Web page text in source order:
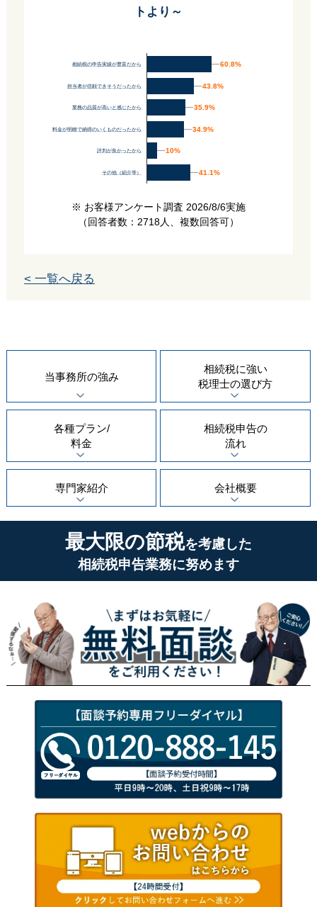
トより～
相続税の申告実績が豊富だから
担当者が信頼できそうだったから
業務の品質が高いと感じたから
料金が明瞭で納得のいくものだったから
評判が良かったから
その他（紹介等）
60.8%
60.8%
43.8%
43.8%
35.9%
35.9%
34.9%
34.9%
10%
10%
41.1%
41.1%
※ お客様アンケート調査 2026/8/6実施
（回答者数：2718人、複数回答可）
< 一覧へ戻る
当事務所の強み
相続税に強い
税理士の選び方
各種プラン/
料金
相続税申告の
流れ
専門家紹介 会社概要
最大限の節税を考慮した
相続税申告業務に努めます